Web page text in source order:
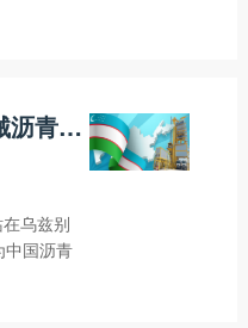
筑梦新丝路：铁拓机械沥青搅拌站落地乌兹别克斯坦卡尔希
乌兹别
中国沥青